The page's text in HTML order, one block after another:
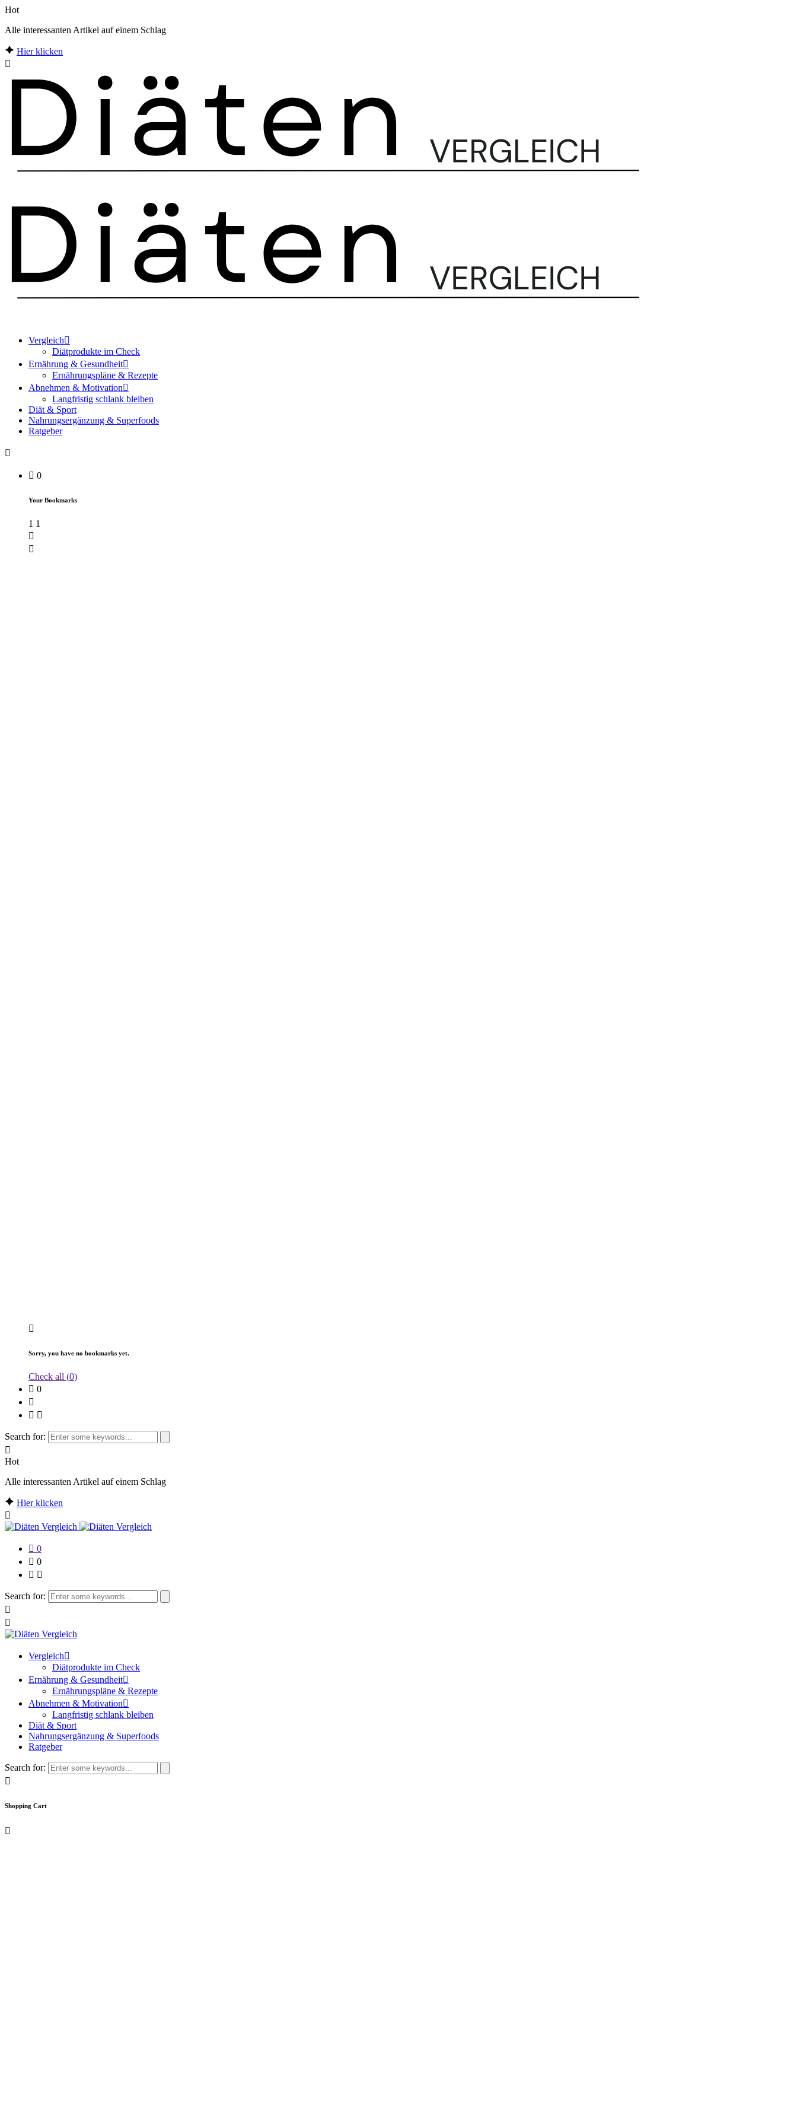
Hot
Alle interessanten Artikel auf einem Schlag
Hier klicken
Vergleich
Diätprodukte im Check
Ernährung & Gesundheit
Ernährungspläne & Rezepte
Abnehmen & Motivation
Langfristig schlank bleiben
Diät & Sport
Nahrungsergänzung & Superfoods
Ratgeber
0
Your Bookmarks
1 1
Sorry, you have no bookmarks yet.
Check all (0)
0
Search for:
Hot
Alle interessanten Artikel auf einem Schlag
Hier klicken
0
0
Search for:
Vergleich
Diätprodukte im Check
Ernährung & Gesundheit
Ernährungspläne & Rezepte
Abnehmen & Motivation
Langfristig schlank bleiben
Diät & Sport
Nahrungsergänzung & Superfoods
Ratgeber
Search for:
Shopping Cart